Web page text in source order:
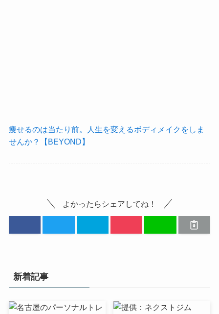
痩せるのは当たり前。人生を変えるボディメイクをしま
せんか？【BEYOND】
よかったらシェアしてね！
新着記事